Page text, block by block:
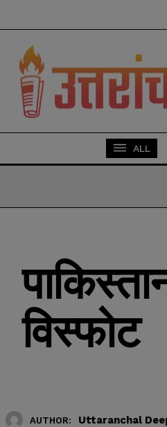
ALL
विस्फोट
AUTHOR: Uttaranchal